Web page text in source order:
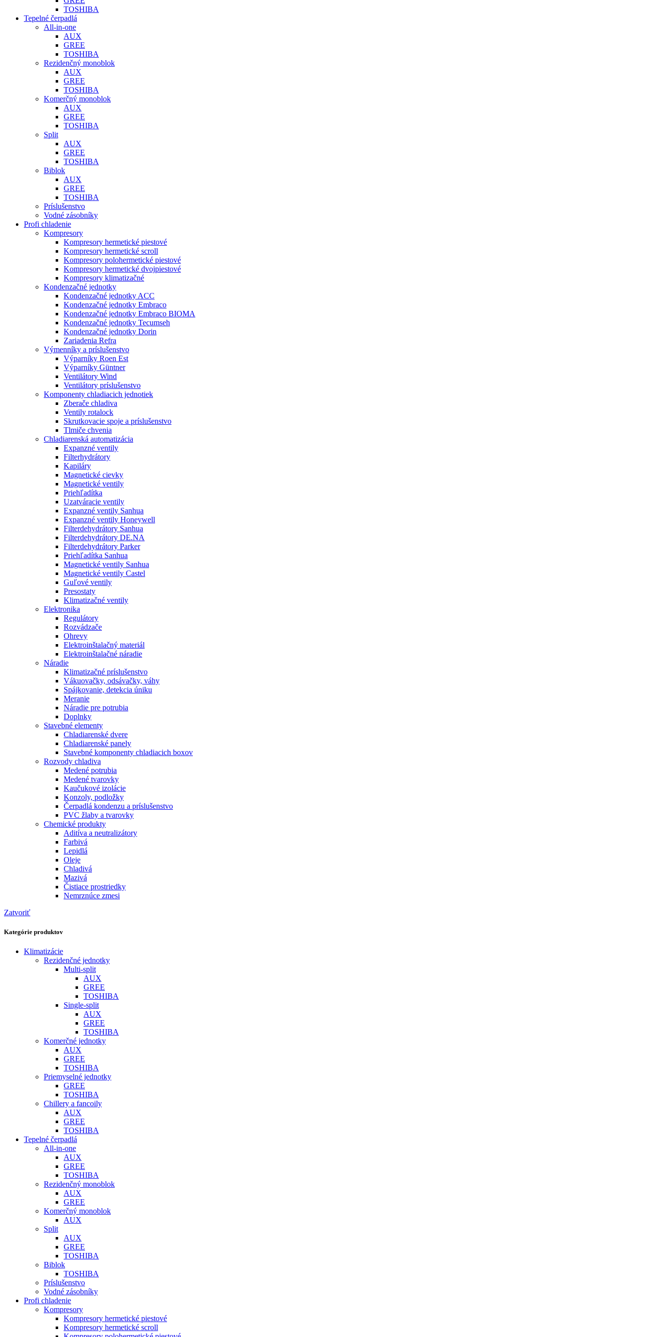
TOSHIBA
Tepelné čerpadlá
All-in-one
AUX
GREE
TOSHIBA
Rezidenčný monoblok
AUX
GREE
TOSHIBA
Komerčný monoblok
AUX
GREE
TOSHIBA
Split
AUX
GREE
TOSHIBA
Biblok
AUX
GREE
TOSHIBA
Príslušenstvo
Vodné zásobníky
Profi chladenie
Kompresory
Kompresory hermetické piestové
Kompresory hermetické scroll
Kompresory polohermetické piestové
Kompresory hermetické dvojpiestové
Kompresory klimatizačné
Kondenzačné jednotky
Kondenzačné jednotky ACC
Kondenzačné jednotky Embraco
Kondenzačné jednotky Embraco BIOMA
Kondenzačné jednotky Tecumseh
Kondenzačné jednotky Dorin
Zariadenia Refra
Výmenníky a príslušenstvo
Výparníky Roen Est
Výparníky Güntner
Ventilátory Wind
Ventilátory príslušenstvo
Komponenty chladiacich jednotiek
Zberače chladiva
Ventily rotalock
Skrutkovacie spoje a príslušenstvo
Tlmiče chvenia
Chladiarenská automatizácia
Expanzné ventily
Filterhydrátory
Kapiláry
Magnetické cievky
Magnetické ventily
Priehľadítka
Uzatváracie ventily
Expanzné ventily Sanhua
Expanzné ventily Honeywell
Filterdehydrátory Sanhua
Filterdehydrátory DE.NA
Filterdehydrátory Parker
Priehľadítka Sanhua
Magnetické ventily Sanhua
Magnetické ventily Castel
Guľové ventily
Presostaty
Klimatizačné ventily
Elektronika
Regulátory
Rozvádzače
Ohrevy
Elektroinštalačný materiál
Elektroinštalačné náradie
Náradie
Klimatizačné príslušenstvo
Vákuovačky, odsávačky, váhy
Spájkovanie, detekcia úniku
Meranie
Náradie pre potrubia
Doplnky
Stavebné elementy
Chladiarenské dvere
Chladiarenské panely
Stavebné komponenty chladiacich boxov
Rozvody chladiva
Medené potrubia
Medené tvarovky
Kaučukové izolácie
Konzoly, podložky
Čerpadlá kondenzu a príslušenstvo
PVC žlaby a tvarovky
Chemické produkty
Aditíva a neutralizátory
Farbivá
Lepidlá
Oleje
Chladivá
Mazivá
Čistiace prostriedky
Nemrznúce zmesi
Zatvoriť
Kategórie produktov
Klimatizácie
Rezidenčné jednotky
Multi-split
AUX
GREE
TOSHIBA
Single-split
AUX
GREE
TOSHIBA
Komerčné jednotky
AUX
GREE
TOSHIBA
Priemyselné jednotky
GREE
TOSHIBA
Chillery a fancoily
AUX
GREE
TOSHIBA
Tepelné čerpadlá
All-in-one
AUX
GREE
TOSHIBA
Rezidenčný monoblok
AUX
GREE
Komerčný monoblok
AUX
Split
AUX
GREE
TOSHIBA
Biblok
TOSHIBA
Príslušenstvo
Vodné zásobníky
Profi chladenie
Kompresory
Kompresory hermetické piestové
Kompresory hermetické scroll